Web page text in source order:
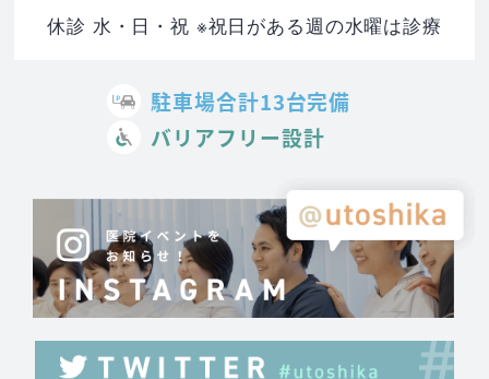
休診 水・日・祝 ※祝日がある週の水曜は診療
駐車場合計13台完備
バリアフリー設計